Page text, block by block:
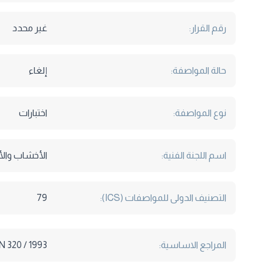
رقم القرار: غير محدد
حالة المواصفة: إلغاء
نوع المواصفة: اختبارات
اسم اللجنة الفنية: الأخشاب
التصنيف الدولى للمواصفات (ICS): 79
المراجع الاساسية: 320 / 1993